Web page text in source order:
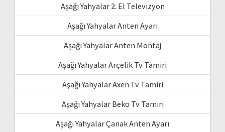
Aşağı Yahyalar 2. El Televizyon
Aşağı Yahyalar Anten Ayarı
Aşağı Yahyalar Anten Montaj
Aşağı Yahyalar Arçelik Tv Tamiri
Aşağı Yahyalar Axen Tv Tamiri
Aşağı Yahyalar Beko Tv Tamiri
Aşağı Yahyalar Çanak Anten Ayarı